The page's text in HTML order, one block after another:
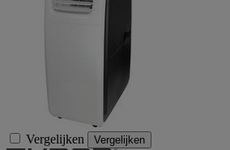
Vergelijken Vergelijken